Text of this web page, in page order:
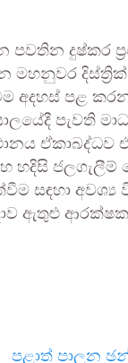
දුෂ්කර
මහනුවර
අදහස් පළ
පැවති
ඒකාබද්ධව
හදිසි
සඳහා අවශ්‍ය
ඇතුළු ආරක්ෂක
පළාත් පාලන